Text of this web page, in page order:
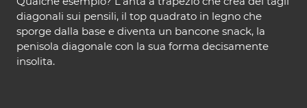
diagonali sui pensili, il top quadrato in legno che
sporge dalla base e diventa un bancone snack, la
penisola diagonale con la sua forma decisamente
insolita.